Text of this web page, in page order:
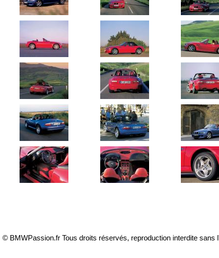
© BMWPassion.fr Tous droits réservés, reproduction interdite sans